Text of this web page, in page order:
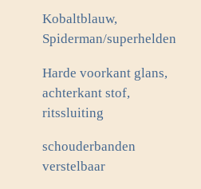
Kobaltblauw,
Spiderman/superhelden
Harde voorkant glans,
achterkant stof,
ritssluiting
schouderbanden
verstelbaar